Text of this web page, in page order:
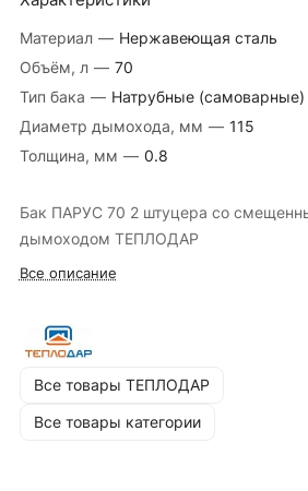
Материал — Нержавеющая сталь
Объём, л — 70
Тип бака — Натрубные (самоварные)
Диаметр дымохода, мм — 115
Толщина, мм — 0.8
Бак ПАРУС 70 2 штуцера со
дымоходом ТЕПЛОДАР
Все описание
Все товары ТЕПЛОДАР
Все товары категории